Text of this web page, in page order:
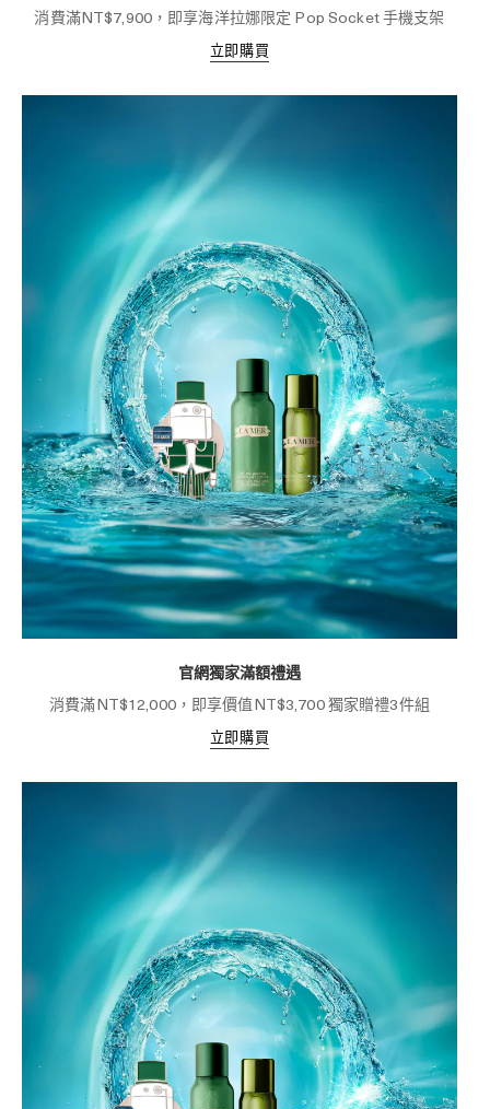
消費滿NT$7,900，即享海洋拉娜限定 Pop Socket 手機支架
立即購買
官網獨家滿額禮遇
消費滿NT$12,000，即享價值NT$3,700 獨家贈禮3件組
立即購買